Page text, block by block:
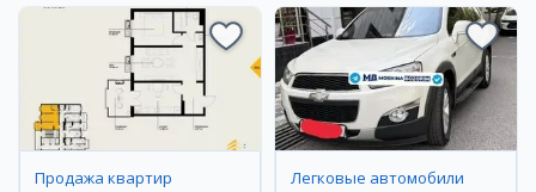
Продажа квартир Легковые автомобили